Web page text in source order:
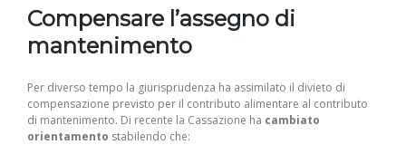
Compensare l’assegno di
mantenimento
Per diverso tempo la giurisprudenza ha assimilato il divieto di
compensazione previsto per il contributo alimentare al contributo
di mantenimento. Di recente la Cassazione ha cambiato
orientamento stabilendo che: